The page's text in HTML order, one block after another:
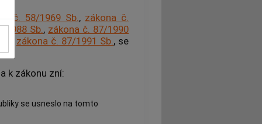
č. 58/1969 Sb., zákona č.
1988 Sb., zákona č. 87/1990
zákona č. 87/1991 Sb., se
k zákonu zní:
se usneslo na tomto